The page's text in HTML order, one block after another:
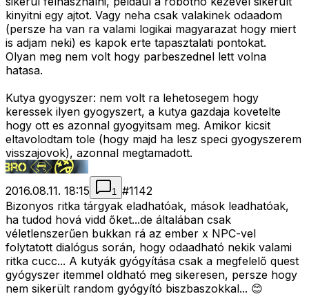
kinyitni egy ajtot. Vagy neha csak valakinek odaadom
(persze ha van ra valami logikai magyarazat hogy miert
is adjam neki) es kapok erte tapasztalati pontokat.
Olyan meg nem volt hogy parbeszednel lett volna
hatasa.
Kutya gyogyszer: nem volt ra lehetosegem hogy
keressek ilyen gyogyszert, a kutya gazdaja kovetelte
hogy ott es azonnal gyogyitsam meg. Amikor kicsit
eltavolodtam tole (hogy majd ha lesz speci gyogyszerem
visszajovok), azonnal megtamadott.
2016.08.11. 18:15 1 #1142
Bizonyos ritka tárgyak eladhatóak, mások leadhatóak,
ha tudod hová vidd őket...de általában csak
véletlenszerűen bukkan rá az ember x NPC-vel
folytatott dialógus során, hogy odaadható nekik valami
ritka cucc... A kutyák gyógyítása csak a megfelelő quest
gyógyszer itemmel oldható meg sikeresen, persze hogy
nem sikerült random gyógyító biszbaszokkal... 😊